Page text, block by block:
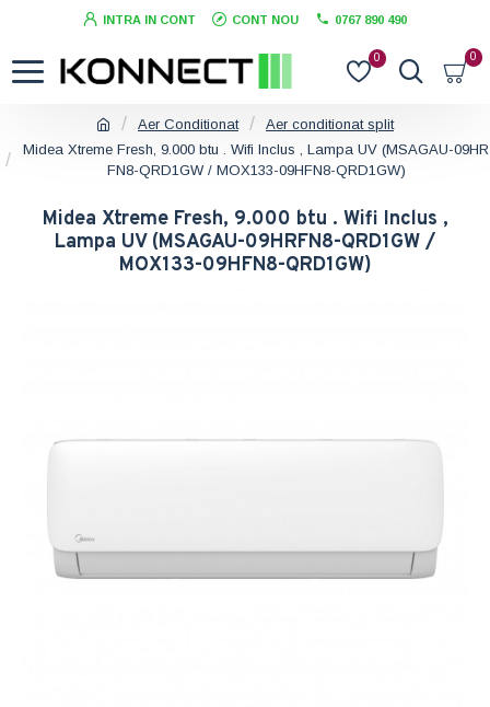
INTRA IN CONT CONT NOU 0767 890 490
0 0
Aer Conditionat
Aer conditionat split
Midea Xtreme Fresh, 9.000 btu . Wifi Inclus , Lampa UV (MSAGAU-09HR
FN8-QRD1GW / MOX133-09HFN8-QRD1GW)
Midea Xtreme Fresh, 9.000 btu . Wifi Inclus ,
Lampa UV (MSAGAU-09HRFN8-QRD1GW /
MOX133-09HFN8-QRD1GW)